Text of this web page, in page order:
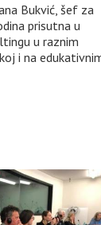
Bukvić, šef za
prisutna u
u raznim
i na